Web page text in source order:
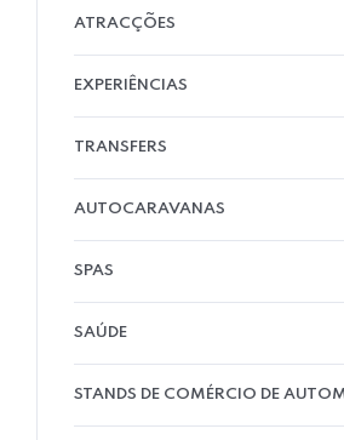
ATRACÇÕES
EXPERIÊNCIAS
TRANSFERS
AUTOCARAVANAS
SPAS
SAÚDE
STANDS DE COMÉRCIO DE